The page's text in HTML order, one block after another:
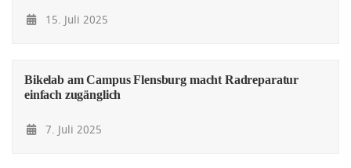
15. Juli 2025
Bikelab am Campus Flensburg macht Radreparatur
einfach zugänglich
7. Juli 2025